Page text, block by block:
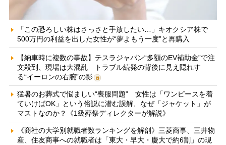
「この恐ろしい株はさっさと手放したい…」キオクシア株で
500万円の利益を出した女性が“夢よもう一度”と再購入
【納車時に複数の事故】テスラジャパン“多額のEV補助金”で注
文殺到、現場は大混乱 トラブル続発の背後に見え隠れす
る“イーロンの右腕”の影
猛暑のお葬式で悩ましい“喪服問題” 女性は「ワンピースを着
ていけばOK」という俗説に潜む誤解、なぜ「ジャケット」が
マストなのか？《1級葬祭ディレクターが解説》
《商社の大学別就職者数ランキングを解剖》三菱商事、三井物
産、住友商事への就職者は「東大・早大・慶大で約6割」の現